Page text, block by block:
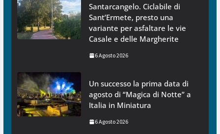
Santarcangelo. Ciclabile di
Sant’Ermete, presto una
variante per asfaltare le vie
Casale e delle Margherite
6 Agosto 2026
Un successo la prima data di
agosto di “Magica di Notte” a
Italia in Miniatura
6 Agosto 2026